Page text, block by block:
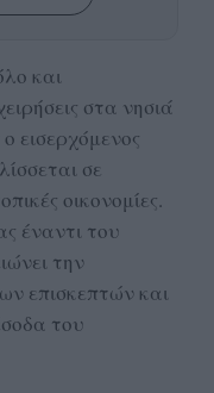
και
στα νησιά
εισερχόμενος
σε
οικονομίες.
έναντι του
την
επισκεπτών και
του